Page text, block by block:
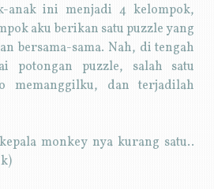
anak ini menjadi 4 kelompok,
aku berikan satu puzzle yang
bersama-sama. Nah, di tengah
potongan puzzle, salah satu
memanggilku, dan terjadilah
monkey nya kurang satu..